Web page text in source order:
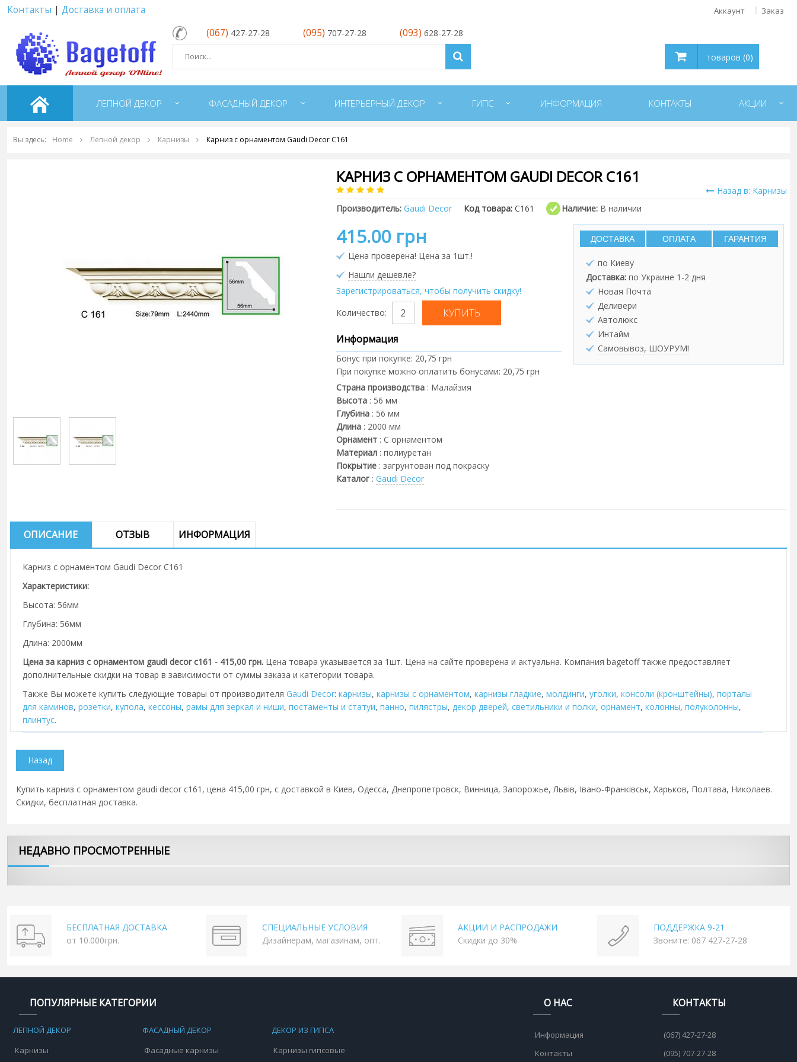
Контакты | Доставка и оплата Аккаунт Заказ
(067) 427-27-28 (095) 707-27-28 (093) 628-27-28
товаров (0)
ЛЕПНОЙ ДЕКОР ФАСАДНЫЙ ДЕКОР ИНТЕРЬЕРНЫЙ ДЕКОР ГИПС ИНФОРМАЦИЯ КОНТАКТЫ АКЦИИ
Вы здесь: Home Лепной декор Карнизы Карниз с орнаментом Gaudi Decor C161
КАРНИЗ С ОРНАМЕНТОМ GAUDI DECOR C161
Назад в: Карнизы
Производитель: Gaudi Decor Код товара: C161 Наличие: В наличии
415.00 грн
Цена проверена! Цена за 1шт.!
Нашли дешевле?
Зарегистрироваться, чтобы получить скидку!
Количество:
Информация
Бонус при покупке: 20,75 грн
При покупке можно оплатить бонусами: 20,75 грн
Страна производства: Малайзия
Высота: 56 мм
Глубина: 56 мм
Длина: 2000 мм
Орнамент: С орнаментом
Материал: полиуретан
Покрытие: загрунтован под покраску
Каталог: Gaudi Decor
ДОСТАВКА ОПЛАТА ГАРАНТИЯ
по Киеву
Доставка: по Украине 1-2 дня
Новая Почта
Деливери
Автолюкс
Интайм
Самовывоз, ШОУРУМ!
ОПИСАНИЕ ОТЗЫВ ИНФОРМАЦИЯ
Карниз с орнаментом Gaudi Decor C161
Характеристики:
Высота: 56мм
Глубина: 56мм
Длина: 2000мм
Цена за карниз с орнаментом gaudi decor c161 - 415,00 грн. Цена товара указывается за 1шт. Цена на сайте проверена и актуальна. Компания bagetoff также предоставляет
дополнительные скидки на товар в зависимости от суммы заказа и категории товара.
Также Вы можете купить следующие товары от производителя Gaudi Decor: карнизы, карнизы с орнаментом, карнизы гладкие, молдинги, уголки, консоли (кронштейны), порталы
для каминов, розетки, купола, кессоны, рамы для зеркал и ниши, постаменты и статуи, панно, пилястры, декор дверей, cветильники и полки, орнамент, колонны, полуколонны,
плинтус.
Купить карниз с орнаментом gaudi decor c161, цена 415,00 грн, с доставкой в Киев, Одесса, Днепропетровск, Винница, Запорожье, Львів, Івано-Франківськ, Харьков, Полтава, Николаев.
Скидки, бесплатная доставка.
НЕДАВНО ПРОСМОТРЕННЫЕ
БЕСПЛАТНАЯ ДОСТАВКА
от 10.000грн.
СПЕЦИАЛЬНЫЕ УСЛОВИЯ
Дизайнерам, магазинам, опт.
АКЦИИ И РАСПРОДАЖИ
Скидки до 30%
ПОДДЕРЖКА 9-21
Звоните: 067 427-27-28
ПОПУЛЯРНЫЕ КАТЕГОРИИ
ЛЕПНОЙ ДЕКОР
Карнизы
ФАСАДНЫЙ ДЕКОР
Фасадные карнизы
ДЕКОР ИЗ ГИПСА
Карнизы гипсовые
О НАС
Информация
Контакты
КОНТАКТЫ
(067) 427-27-28
(095) 707-27-28